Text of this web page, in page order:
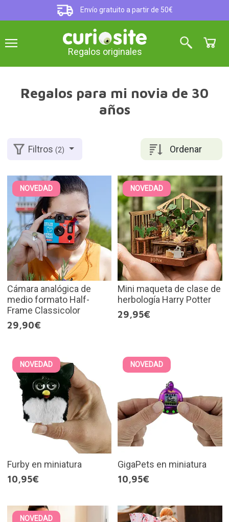
Envío gratuito a partir de 50€
Regalos originales
Regalos para mi novia de 30
años
Ordenar
Filtros(2)
NOVEDAD
Cámara analógica de
medio formato Half-
Frame Classicolor
29,90€
NOVEDAD
Mini maqueta de clase de
herbología Harry Potter
29,95€
NOVEDAD
Furby en miniatura
10,95€
NOVEDAD
GigaPets en miniatura
10,95€
NOVEDAD